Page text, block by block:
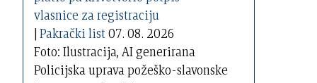
|Pakrački list07. 08. 2026
Foto: Ilustracija, AI generirana
Policijska uprava požeško-slavonske